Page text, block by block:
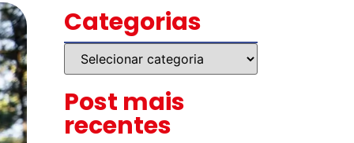
Categorias
Post mais
recentes